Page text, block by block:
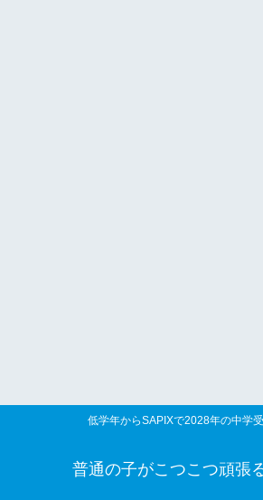
低学年からSAPIXで2028年の中学
普通の子がこつこつ頑張